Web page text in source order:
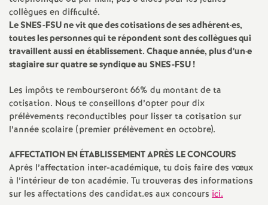
E
n
s
e
i
g
collègues en difficulté.
LeSNES-FSUne vit que des cotisations de ses adhérent·es,
toutes les personnes qui te répondent sont des collègues qui
travaillent aussi en établissement. Chaque année, plus d’un·e
stagiaire sur quatre se syndique auSNES-FSU!
Les impôts te rembourseront 66% du montant de ta
cotisation. Nous te conseillons d’opter pour dix
prélèvements reconductibles pour lisser ta cotisation sur
l’année scolaire (premier prélèvement en octobre).
AFFECTATIONENÉTABLISSEMENTAPRÈSLECONCOURS
Après l’affectation inter-académique, tu dois faire des vœux
à l’intérieur de ton académie. Tu trouveras des informations
sur les affectations des candidat.es aux concours ici.